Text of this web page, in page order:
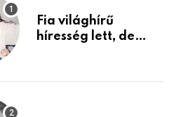
Fia világhírű
híresség lett, de
mint azt el tudnád